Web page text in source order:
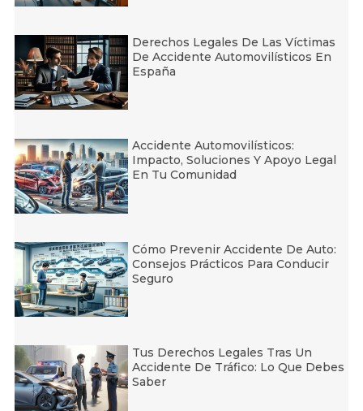
Derechos Legales De Las Víctimas
De Accidente Automovilísticos En
España
Accidente Automovilísticos:
Impacto, Soluciones Y Apoyo Legal
En Tu Comunidad
Cómo Prevenir Accidente De Auto:
Consejos Prácticos Para Conducir
Seguro
Tus Derechos Legales Tras Un
Accidente De Tráfico: Lo Que Debes
Saber